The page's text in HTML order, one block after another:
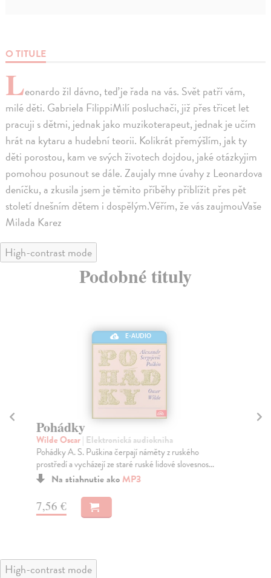
O TITULE
Leonardo žil dávno, teď je řada na vás. Svět patří vám,
milé děti. Gabriela FilippiMilí posluchači, již přes třicet let
pracuji s dětmi, jednak jako muzikoterapeut, jednak je učím
hrát na kytaru a hudební teorii. Kolikrát přemýšlím, jak ty
děti porostou, kam ve svých životech dojdou, jaké otázkyjim
pomohou posunout se dále. Zaujaly mne úvahy z Leonardova
deníčku, a zkusila jsem je těmito příběhy přiblížit přes pět
století dnešním dětem i dospělým.Věřím, že vás zaujmouVaše
Milada Karez
High-contrast mode
Podobné tituly
E-AUDIO
Pohádky
Wilde Oscar| Elektronická audiokniha
Pohádky A. S. Puškina čerpají náměty z ruského
prostředí a vycházejí ze staré ruské lidové slovesnos...
Na stiahnutie akoMP3
7,56 €
High-contrast mode